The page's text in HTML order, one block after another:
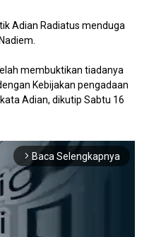
Adian Radiatus menduga
membuktikan tiadanya
Kebijakan pengadaan
Adian, dikutip Sabtu 16
arrow_forward_ios Baca Selengkapnya